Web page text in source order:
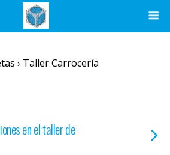
› Taller Carrocería
en el taller de